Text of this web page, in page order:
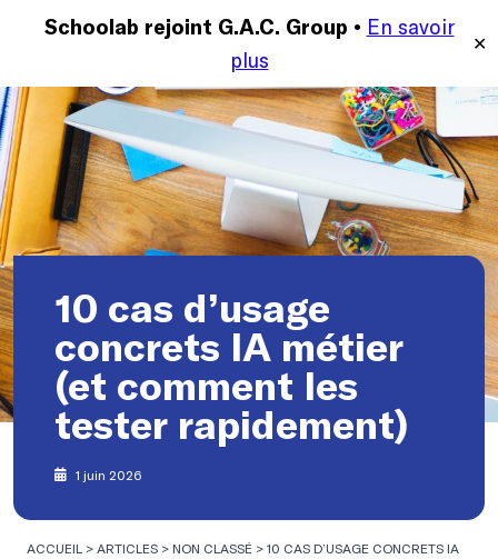
Schoolab rejoint G.A.C. Group • En savoir
plus
✕
MENU
10 cas d’usage
concrets IA métier
(et comment les
tester rapidement)
1 juin 2026
ACCUEIL > ARTICLES > NON CLASSÉ > 10 CAS D’USAGE CONCRETS IA